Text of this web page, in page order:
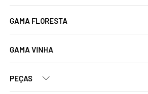
GAMA FLORESTA
GAMA VINHA
PEÇAS